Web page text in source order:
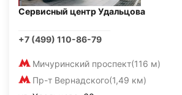
Сервисный центр Удальцова
+7 (499) 110-86-79
Мичуринский проспект(116 м)
Пр-т Вернадского(1,49 км)